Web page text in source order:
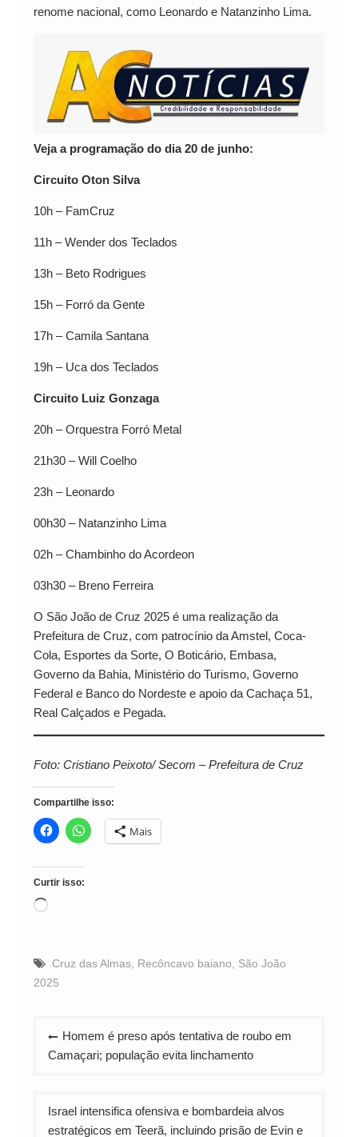
renome nacional, como Leonardo e Natanzinho Lima.
Veja a programação do dia 20 de junho:
Circuito Oton Silva
10h – FamCruz
11h – Wender dos Teclados
13h – Beto Rodrigues
15h – Forró da Gente
17h – Camila Santana
19h – Uca dos Teclados
Circuito Luiz Gonzaga
20h – Orquestra Forró Metal
21h30 – Will Coelho
23h – Leonardo
00h30 – Natanzinho Lima
02h – Chambinho do Acordeon
03h30 – Breno Ferreira
O São João de Cruz 2025 é uma realização da
Prefeitura de Cruz, com patrocínio da Amstel, Coca-
Cola, Esportes da Sorte, O Boticário, Embasa,
Governo da Bahia, Ministério do Turismo, Governo
Federal e Banco do Nordeste e apoio da Cachaça 51,
Real Calçados e Pegada.
Foto: Cristiano Peixoto/ Secom – Prefeitura de Cruz
Compartilhe isso:
Mais
Curtir isso:
Carregando...
Cruz das Almas, Recôncavo baiano
São João
2025
Navegação
de
Homem é preso após tentativa de roubo em
Camaçari; população evita linchamento
Israel intensifica ofensiva e bombardeia alvos
estratégicos em Teerã, incluindo prisão de Evin e